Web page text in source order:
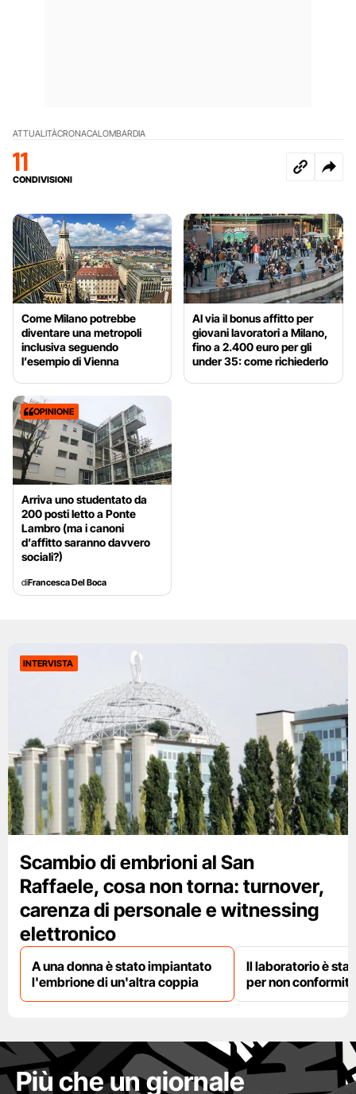
ATTUALITÀCRONACALOMBARDIA
11
CONDIVISIONI
Come Milano potrebbe
diventare una metropoli
inclusiva seguendo
l’esempio di Vienna
Al via il bonus affitto per
giovani lavoratori a Milano,
fino a 2.400 euro per gli
under 35: come richiederlo
OPINIONE
Arriva uno studentato da
200 posti letto a Ponte
Lambro (ma i canoni
d’affitto saranno davvero
sociali?)
diFrancesca Del Boca
INTERVISTA
Scambio di embrioni al San
Raffaele, cosa non torna: turnover,
carenza di personale e witnessing
elettronico
A una donna è stato impiantato
l'embrione di un'altra coppia
Il laboratorio è
per non
Più che un giornale